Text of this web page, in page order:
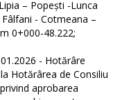
– Popești -Lunca
- Cotmeana –
0+000-48.222;
- Hotărâre
Hotărârea de Consiliu
aprobarea